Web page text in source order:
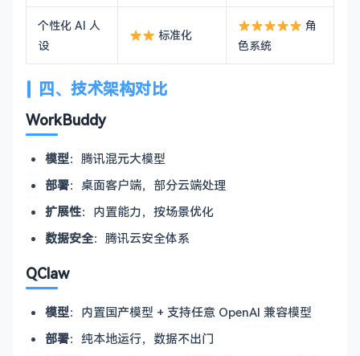
个性化 AI 人
设
标准化
角
色系统
四、技术架构对比
WorkBuddy
模型：腾讯混元大模型
部署：桌面客户端，部分云端处理
扩展性：内置能力，按场景优化
数据安全：腾讯云安全体系
QClaw
模型：内置国产模型 + 支持任意 OpenAI 兼容模型
部署：纯本地运行，数据不出门